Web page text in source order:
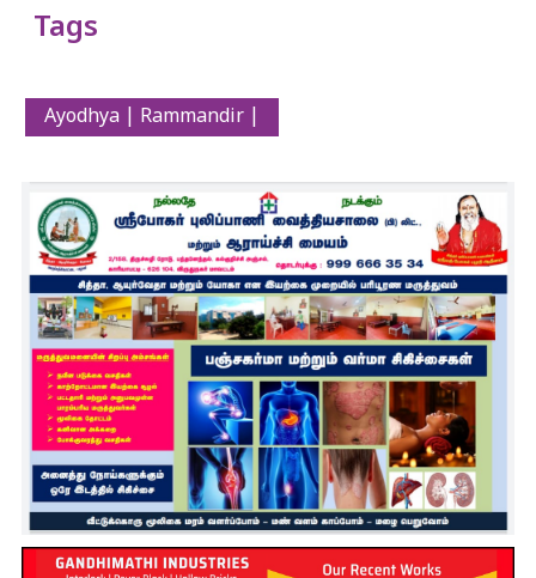
Tags
Ayodhya | Rammandir |